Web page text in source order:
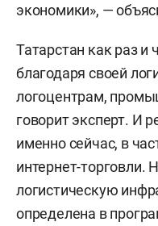
экономики», —
Татарстан как раз и
благодаря своей
логоцентрам,
говорит эксперт. И
именно сейчас, в
интернет-торговли.
логистическую
определена в